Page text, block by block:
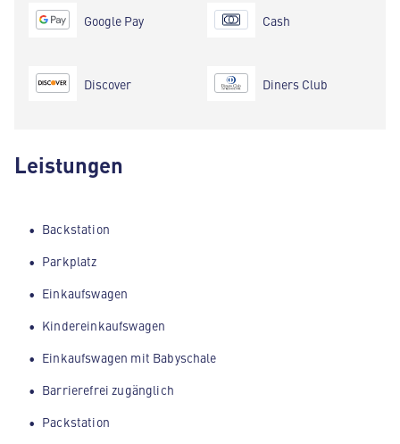
Google Pay
Discover
Cash
Diners Club
Leistungen
Backstation
Parkplatz
Einkaufswagen
Kindereinkaufswagen
Einkaufswagen mit Babyschale
Barrierefrei zugänglich
Packstation